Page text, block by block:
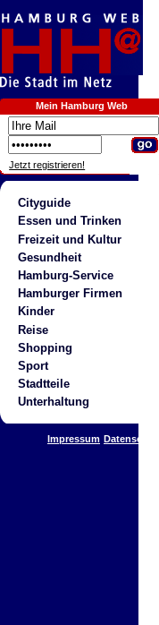
Mein Hamburg Web
Jetzt registrieren!
Cityguide
Essen und Trinken
Freizeit und Kultur
Gesundheit
Hamburg-Service
Hamburger Firmen
Kinder
Reise
Shopping
Sport
Stadtteile
Unterhaltung
Impressum Datenschutz